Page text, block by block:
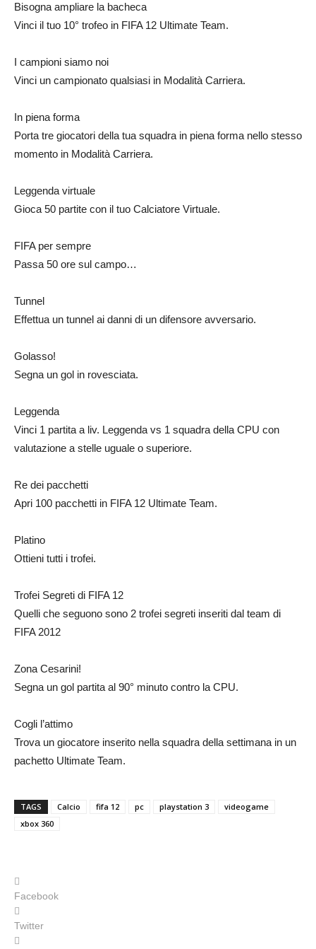
Bisogna ampliare la bacheca
Vinci il tuo 10° trofeo in FIFA 12 Ultimate Team.
I campioni siamo noi
Vinci un campionato qualsiasi in Modalità Carriera.
In piena forma
Porta tre giocatori della tua squadra in piena forma nello stesso
momento in Modalità Carriera.
Leggenda virtuale
Gioca 50 partite con il tuo Calciatore Virtuale.
FIFA per sempre
Passa 50 ore sul campo…
Tunnel
Effettua un tunnel ai danni di un difensore avversario.
Golasso!
Segna un gol in rovesciata.
Leggenda
Vinci 1 partita a liv. Leggenda vs 1 squadra della CPU con
valutazione a stelle uguale o superiore.
Re dei pacchetti
Apri 100 pacchetti in FIFA 12 Ultimate Team.
Platino
Ottieni tutti i trofei.
Trofei Segreti di FIFA 12
Quelli che seguono sono 2 trofei segreti inseriti dal team di
FIFA 2012
Zona Cesarini!
Segna un gol partita al 90° minuto contro la CPU.
Cogli l’attimo
Trova un giocatore inserito nella squadra della settimana in un
pachetto Ultimate Team.
TAGS Calcio fifa 12 pc playstation 3
videogame
xbox 360
Facebook
Twitter